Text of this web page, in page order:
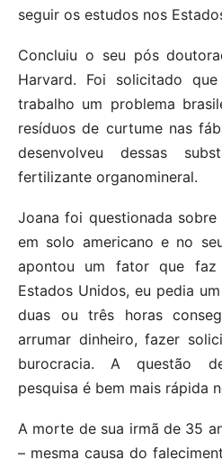
seguir os estudos nos
Concluiu o seu pós
Harvard. Foi solicitado
trabalho um problema
resíduos de curtume nas
desenvolveu dessas
fertilizante organomineral.
Joana foi questionada
em solo americano e no
apontou um fator que faz
Estados Unidos, eu pedia
duas ou três horas
arrumar dinheiro, fazer
burocracia. A questão
pesquisa é bem mais rápida
A morte de sua irmã de 35
– mesma causa do